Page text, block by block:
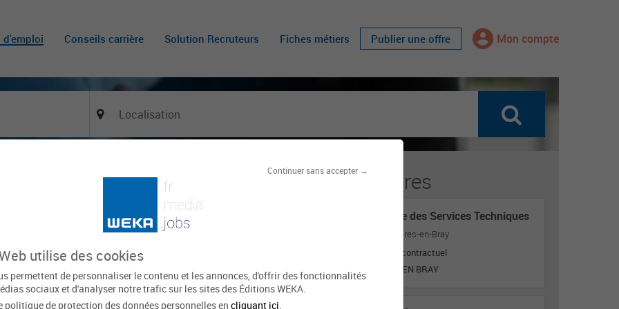
Continuer sans accepter →
utilise des cookies
permettent de personnaliser le contenu et les annonces, d'offrir des fonctionnalités
sociaux et d'analyser notre trafic sur les sites des Éditions WEKA.
politique de protection des données personnelles en cliquant ici
d'emploi Conseils carrière Solution Recruteurs Fiches métiers Publier une offre Mon compte
Le 20 mai 150 vues
Domaine d'activité Métier
Offres similaires
Responsable des Services Techniques
Mairie de Ferrières-en-Bray
Titulaire ou contractuel
FERRIERES EN BRAY